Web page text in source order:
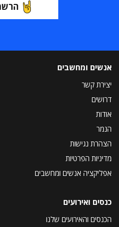
אנשים ומחשבים
יצירת קשר
דרושים
אודות
הנמר
הצהרת נגישות
מדיניות הפרטיות
אפליקציה אנשים ומחשבים
כנסים ואירועים
הכנסים והאירועים שלנו